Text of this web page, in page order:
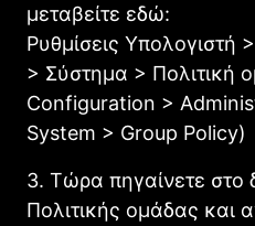
μεταβείτε εδώ:
Ρυθμίσεις Υπολογιστή
> Σύστημα > Πολιτική
Configuration >
System > Group Policy)
3. Τώρα πηγαίνετε στο
Πολιτικής ομάδας και